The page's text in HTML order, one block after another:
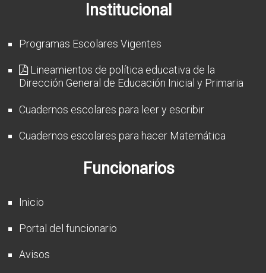
Institucional
Programas Escolares Vigentes
Lineamientos de política educativa de la
Dirección General de Educación Inicial y Primaria
Cuadernos escolares para leer y escribir
Cuadernos escolares para hacer Matemática
Funcionarios
Inicio
Portal del funcionario
Avisos